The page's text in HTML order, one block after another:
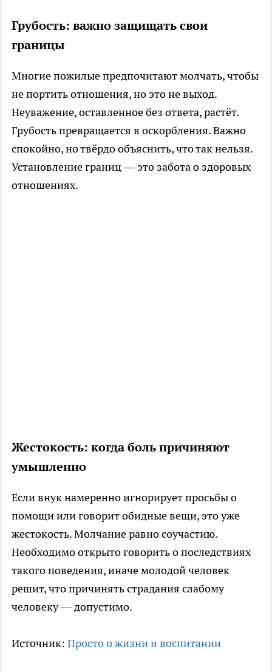
Грубость: важно защищать свои
границы
Многие пожилые предпочитают молчать, чтобы
не портить отношения, но это не выход.
Неуважение, оставленное без ответа, растёт.
Грубость превращается в оскорбления. Важно
спокойно, но твёрдо объяснить, что так нельзя.
Установление границ — это забота о здоровых
отношениях.
Жестокость: когда боль причиняют
умышленно
Если внук намеренно игнорирует просьбы о
помощи или говорит обидные вещи, это уже
жестокость. Молчание равно соучастию.
Необходимо открыто говорить о последствиях
такого поведения, иначе молодой человек
решит, что причинять страдания слабому
человеку — допустимо.
Источник: Просто о жизни и воспитании